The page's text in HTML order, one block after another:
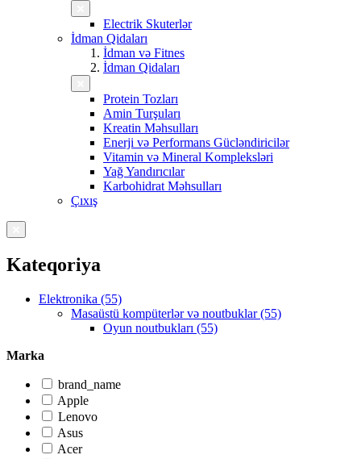
Electrik Skuterlər
İdman Qidaları
İdman və Fitnes
İdman Qidaları
Protein Tozları
Amin Turşuları
Kreatin Məhsulları
Enerji və Performans Gücləndiricilər
Vitamin və Mineral Kompleksləri
Yağ Yandırıcılar
Karbohidrat Məhsulları
Çıxış
Kateqoriya
Elektronika (55)
Masaüstü kompüterlər və noutbuklar (55)
Oyun noutbukları (55)
Marka
brand_name
Apple
Lenovo
Asus
Acer